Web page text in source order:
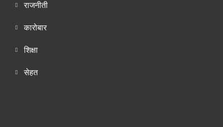
राजनीती
कारोबार
शिक्षा
सेहत